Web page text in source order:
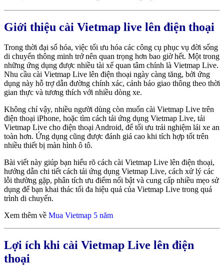
Giới thiệu cài Vietmap live lên điện thoại
Trong thời đại số hóa, việc tối ưu hóa các công cụ phục vụ đời sống
di chuyển thông minh trở nên quan trọng hơn bao giờ hết. Một trong
những ứng dụng được nhiều tài xế quan tâm chính là Vietmap Live.
Nhu cầu cài Vietmap Live lên điện thoại ngày càng tăng, bởi ứng
dụng này hỗ trợ dẫn đường chính xác, cảnh báo giao thông theo thời
gian thực và tương thích với nhiều dòng xe.
Không chỉ vậy, nhiều người dùng còn muốn cài Vietmap Live trên
điện thoại iPhone, hoặc tìm cách tải ứng dụng Vietmap Live, tải
Vietmap Live cho điện thoại Android, để tối ưu trải nghiệm lái xe an
toàn hơn. Ứng dụng cũng được đánh giá cao khi tích hợp tốt trên
nhiều thiết bị màn hình ô tô.
Bài viết này giúp bạn hiểu rõ cách cài Vietmap Live lên điện thoại,
hướng dẫn chi tiết cách tải ứng dụng Vietmap Live, cách xử lý các
lỗi thường gặp, phân tích ưu điểm nổi bật và cung cấp nhiều mẹo sử
dụng để bạn khai thác tối đa hiệu quả của Vietmap Live trong quá
trình di chuyển.
Xem thêm về Mua Vietmap 5 năm
Lợi ích khi cài Vietmap Live lên điện
thoại